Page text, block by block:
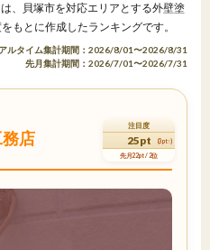
、貝塚市を対応エリアとする外壁塗
もとに作成したランキングです。
ルタイム集計期間：2026/8/01〜2026/8/31
先月集計期間：2026/7/01〜2026/7/31
店
注目度
25pt (3pt↑)
先月22pt / 2位